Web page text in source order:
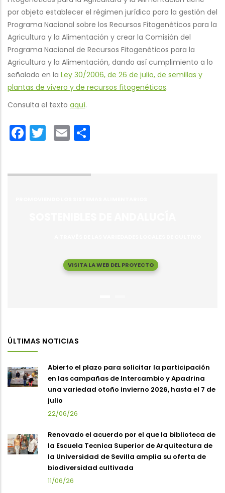
por objeto establecer el régimen jurídico para la gestión del
Programa Nacional sobre los Recursos Fitogenéticos para la
Agricultura y la Alimentación y crear la Comisión del
Programa Nacional de Recursos Fitogenéticos para la
Agricultura y la Alimentación, dando así cumplimiento a lo
señalado en la Ley 30/2006, de 26 de julio, de semillas y
plantas de vivero y de recursos fitogenéticos.
Consulta el texto aquí.
Facebook
Twitter
Email
VISITA LA WEB DEL PROYECTO
ÚLTIMAS NOTICIAS
Abierto el plazo para solicitar la participación
en las campañas de Intercambio y Apadrina
una variedad otoño invierno 2026, hasta el 7 de
julio
22/06/26
Renovado el acuerdo por el que la biblioteca de
la Escuela Tecnica Superior de Arquitectura de
la Universidad de Sevilla amplia su oferta de
biodiversidad cultivada
11/06/26